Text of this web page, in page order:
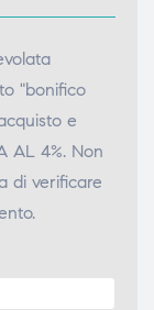
"bonifico
e
AL 4%. Non
di verificare